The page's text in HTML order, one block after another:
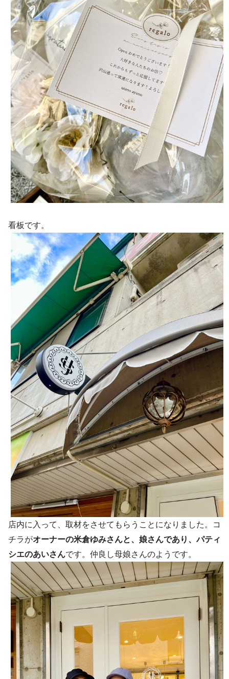
看板です。
店内に入って、取材をさせてもらうことになりました。コ
チラがオーナーの米倉ゆみさんと、娘さんであり、パティ
シエのあいさんです。仲良し母娘さんのようです。